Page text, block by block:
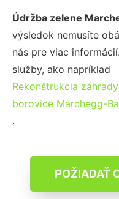
Údržba zelene
výsledok nemusíte
nás pre viac
služby, ako napríklad
Rekonštrukcia
borovice Marchegg-
.
POŽIADAŤ